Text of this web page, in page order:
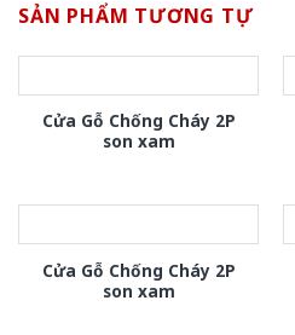
SẢN PHẨM TƯƠNG TỰ
Cửa Gỗ Chống Cháy 2P
son xam
Cửa Gỗ Chống Cháy 2P
son xam